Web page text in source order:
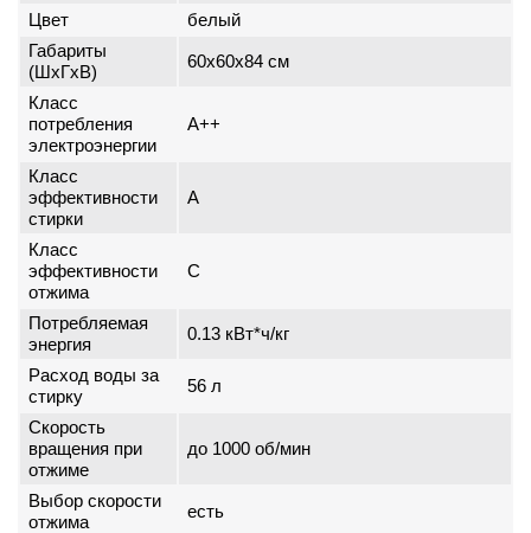
Цвет
белый
Габариты
(ШxГxВ)
60x60x84 см
Класс
потребления
электроэнергии
A++
Класс
эффективности
стирки
A
Класс
эффективности
отжима
C
Потребляемая
энергия
0.13 кВт*ч/кг
Расход воды за
стирку
56 л
Скорость
вращения при
отжиме
до 1000 об/мин
Выбор скорости
отжима
есть